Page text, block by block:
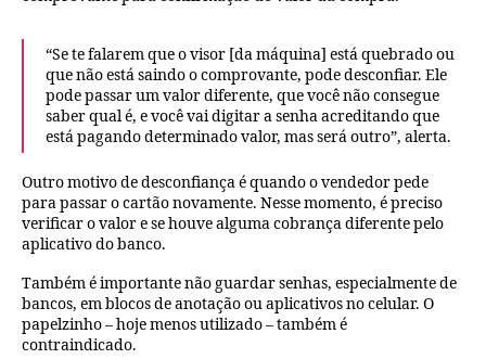
“Se te falarem que o visor [da máquina] está quebrado ou
que não está saindo o comprovante, pode desconfiar. Ele
pode passar um valor diferente, que você não consegue
saber qual é, e você vai digitar a senha acreditando que
está pagando determinado valor, mas será outro”, alerta.
Outro motivo de desconfiança é quando o vendedor pede
para passar o cartão novamente. Nesse momento, é preciso
verificar o valor e se houve alguma cobrança diferente pelo
aplicativo do banco.
Também é importante não guardar senhas, especialmente de
bancos, em blocos de anotação ou aplicativos no celular. O
papelzinho – hoje menos utilizado – também é
contraindicado.